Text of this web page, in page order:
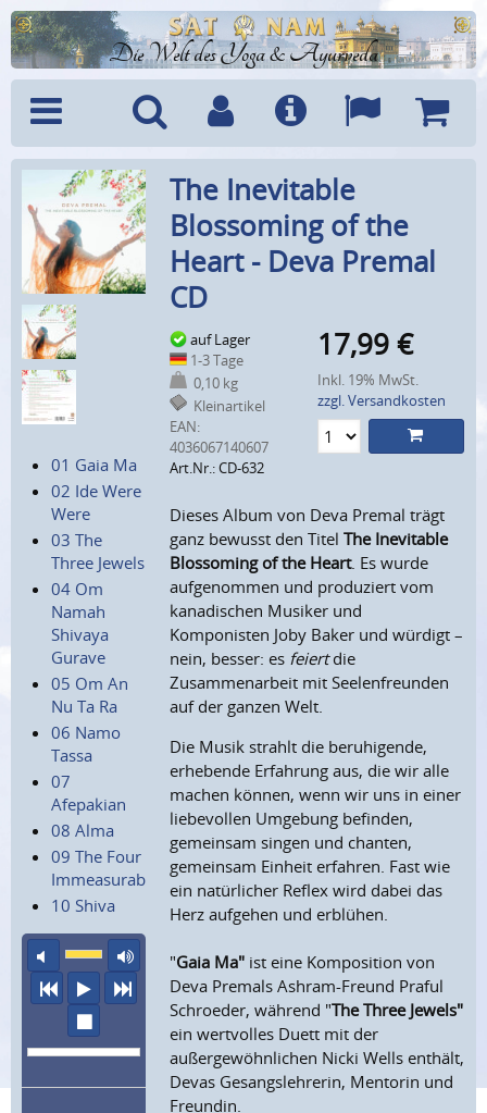
Die Welt des Yoga & Ayurveda
Menü SucheBenutzerkonto
Info Sprachen
01 Gaia Ma
02 Ide Were
Were
03 The
Three Jewels
04 Om
Namah
Shivaya
Gurave
05 Om An
Nu Ta Ra
06 Namo
Tassa
07
Afepakian
08 Alma
09 The Four
Immeasurables
10 Shiva
Ton aus
maximale Laustärke
vorheriger Titel
Abspielennächster Titel
Wiedergabe stoppen
The Inevitable
Blossoming of the
Heart - Deva Premal
CD
auf Lager
1-3 Tage
0,10 kg
Kleinartikel
EAN:
4036067140607
Art.Nr.: CD-632
17,99 €
Inkl. 19% MwSt.
zzgl. Versandkosten
Dieses Album von Deva Premal trägt
ganz bewusst den TitelThe Inevitable
Blossoming of the Heart. Es wurde
aufgenommen und produziert vom
kanadischen Musiker und
Komponisten Joby Baker und würdigt –
nein, besser: es feiertdie
Zusammenarbeit mit Seelenfreunden
auf der ganzen Welt.
Die Musik strahlt die beruhigende,
erhebende Erfahrung aus, die wir alle
machen können, wenn wir uns in einer
liebevollen Umgebung befinden,
gemeinsam singen und chanten,
gemeinsam Einheit erfahren. Fast wie
ein natürlicher Reflex wird dabei das
Herz aufgehen und erblühen.
"Gaia Ma" ist eine Komposition von
Deva Premals Ashram-Freund Praful
Schroeder, während "The Three Jewels"
ein wertvolles Duett mit der
außergewöhnlichen Nicki Wells enthält,
Devas Gesangslehrerin, Mentorin und
Freundin.